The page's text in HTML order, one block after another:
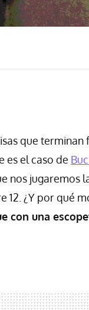
que
es el caso de
nos jugaremos
12. ¿Y por qué
con una